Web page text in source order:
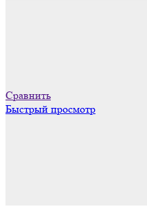
Сравнить
Быстрый просмотр